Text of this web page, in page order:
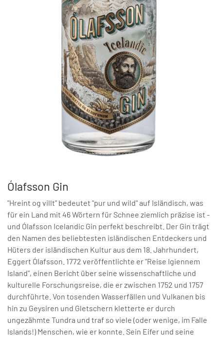
Ólafsson Gin
"Hreint og villt" bedeutet "pur und wild" auf Isländisch, was
für ein Land mit 46 Wörtern für Schnee ziemlich präzise ist -
und Ólafsson Icelandic Gin perfekt beschreibt. Der Gin trägt
den Namen des beliebtesten isländischen Entdeckers und
Hüters der isländischen Kultur aus dem 18. Jahrhundert,
Eggert Ólafsson. 1772 veröffentlichte er "Reise Igiennem
Island", einen Bericht über seine wissenschaftliche und
kulturelle Forschungsreise, die er zwischen 1752 und 1757
durchführte. Von tosenden Wasserfällen und Vulkanen bis
hin zu Geysiren und Gletschern kletterte er durch
ungezähmte Tundra und traf so viele (oder wenige, im Falle
Islands!) Menschen, wie er konnte. Sein Eifer und seine